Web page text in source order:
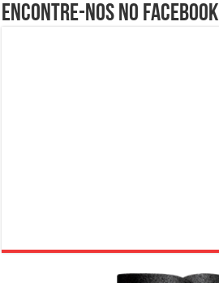
Encontre-nos no Facebook